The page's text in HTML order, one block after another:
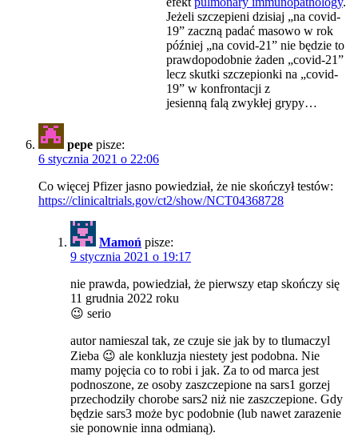
Jeżeli szczepieni dzisiaj „na covid-
19” zaczną padać masowo w rok
później „na covid-21” nie będzie to
prawdopodobnie żaden „covid-21”
lecz skutki szczepionki na „covid-
19” w konfrontacji z
jesienną falą zwykłej grypy…
pepe pisze:
6 stycznia 2021 o 22:06
Co więcej Pfizer jasno powiedział, że nie skończył testów:
https://clinicaltrials.gov/ct2/show/NCT04368728
Mamoń pisze:
9 stycznia 2021 o 19:17
nie prawda, powiedział, że pierwszy etap skończy się
11 grudnia 2022 roku
😉 serio
autor namieszal tak, ze czuje sie jak by to tlumaczyl
Zieba 😉 ale konkluzja niestety jest podobna. Nie
mamy pojęcia co to robi i jak. Za to od marca jest
podnoszone, ze osoby zaszczepione na sars1 gorzej
przechodziły chorobe sars2 niż nie zaszczepione. Gdy
będzie sars3 może byc podobnie (lub nawet zarazenie
sie ponownie inna odmianą).